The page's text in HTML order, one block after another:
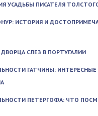
УСАДЬБЫ ПИСАТЕЛЯ
ИСТОРИЯ И
СЛЕЗ В ПОРТУГАЛИИ
ГАТЧИНЫ: ИНТЕРЕСНЫЕ
ПЕТЕРГОФА: ЧТО